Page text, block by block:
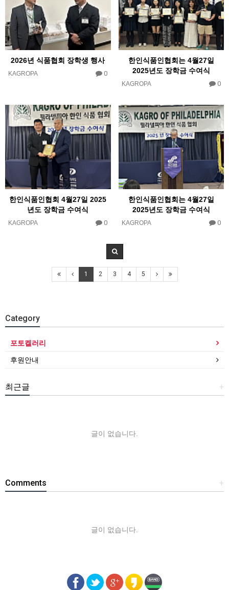
2026년 식품협회 장학생 행사
KAGROPA 0
한인식품인협회는 4월27일
2025년도 장학금 수여식
KAGROPA 0
한인식품인협회 4월27일 2025
년도 장학금 수여식
KAGROPA 0
한인식품인협회는 4월27일
2025년도 장학금 수여식
KAGROPA 0
1 2 3 4 5
Category
포토켈러리
후원안내
+
최근글
글이 없습니다.
+
Comments
글이 없습니다.